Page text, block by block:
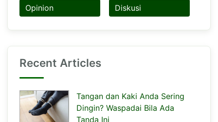
Opinion Diskusi
Recent Articles
Tangan dan Kaki Anda Sering
Dingin? Waspadai Bila Ada
Tanda Ini